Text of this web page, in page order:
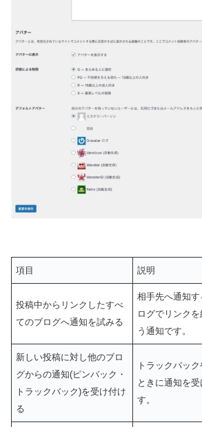
項目 説明
投稿中からリンクしたすべ
てのブログへ通知を試みる
相手先へ通知
ログでリンク
う通知です。
新しい投稿に対し他のブロ
グからの通知(ピンバック・
トラックバック)を受け付け
る
トラックバッ
ときに通知を
す。